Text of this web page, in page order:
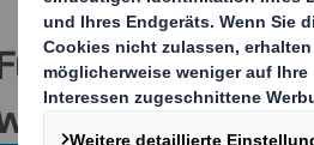
weitere
Sie sich